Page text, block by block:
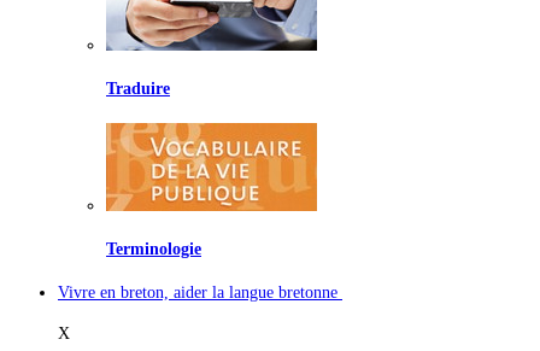
Traduire
Terminologie
Vivre en breton, aider la langue bretonne
X